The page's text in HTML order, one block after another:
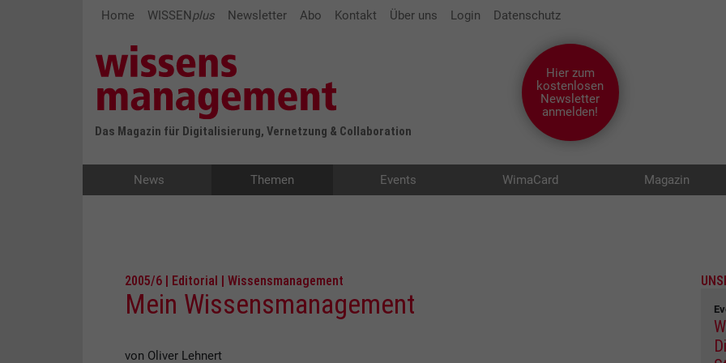
Home WISSENplus Newsletter Abo Kontakt Über uns Login Datenschutz
Das Magazin für Digitalisierung, Vernetzung & Collaboration
Hier zum
kostenlosen
Newsletter
anmelden!
News Themen Events WimaCard Magazin
2005/6 | Editorial | Wissensmanagement
Mein Wissensmanagement
von Oliver Lehnert